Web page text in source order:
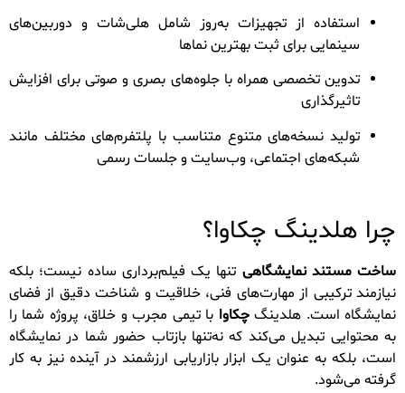
استفاده از تجهیزات به‌روز شامل هلی‌شات و دوربین‌های
سینمایی برای ثبت بهترین نماها
تدوین تخصصی همراه با جلوه‌های بصری و صوتی برای افزایش
تاثیرگذاری
تولید نسخه‌های متنوع متناسب با پلتفرم‌های مختلف مانند
شبکه‌های اجتماعی، وب‌سایت و جلسات رسمی
چرا هلدینگ چکاوا؟
ساخت مستند نمایشگاهی تنها یک فیلم‌برداری ساده نیست؛ بلکه
نیازمند ترکیبی از مهارت‌های فنی، خلاقیت و شناخت دقیق از فضای
نمایشگاه است. هلدینگچکاوا با تیمی مجرب و خلاق، پروژه شما را
به محتوایی تبدیل می‌کند که نه‌تنها بازتاب حضور شما در نمایشگاه
است، بلکه به عنوان یک ابزار بازاریابی ارزشمند در آینده نیز به کار
گرفته می‌شود.